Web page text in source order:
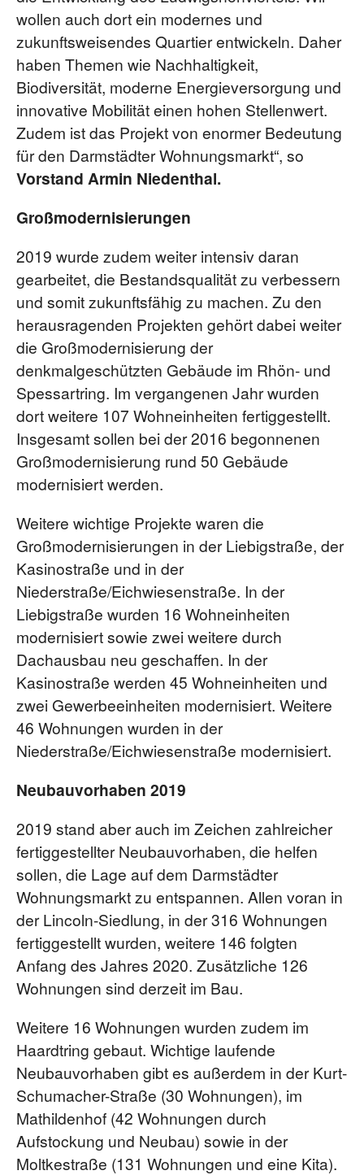
wollen auch dort ein modernes und
zukunftsweisendes Quartier entwickeln. Daher
haben Themen wie Nachhaltigkeit,
Biodiversität, moderne Energieversorgung und
innovative Mobilität einen hohen Stellenwert.
Zudem ist das Projekt von enormer Bedeutung
für den Darmstädter Wohnungsmarkt“, so
Vorstand Armin Niedenthal.
Großmodernisierungen
2019 wurde zudem weiter intensiv daran
gearbeitet, die Bestandsqualität zu verbessern
und somit zukunftsfähig zu machen. Zu den
herausragenden Projekten gehört dabei weiter
die Großmodernisierung der
denkmalgeschützten Gebäude im Rhön- und
Spessartring. Im vergangenen Jahr wurden
dort weitere 107 Wohneinheiten fertiggestellt.
Insgesamt sollen bei der 2016 begonnenen
Großmodernisierung rund 50 Gebäude
modernisiert werden.
Weitere wichtige Projekte waren die
Großmodernisierungen in der Liebigstraße, der
Kasinostraße und in der
Niederstraße/Eichwiesenstraße. In der
Liebigstraße wurden 16 Wohneinheiten
modernisiert sowie zwei weitere durch
Dachausbau neu geschaffen. In der
Kasinostraße werden 45 Wohneinheiten und
zwei Gewerbeeinheiten modernisiert. Weitere
46 Wohnungen wurden in der
Niederstraße/Eichwiesenstraße modernisiert.
Neubauvorhaben 2019
2019 stand aber auch im Zeichen zahlreicher
fertiggestellter Neubauvorhaben, die helfen
sollen, die Lage auf dem Darmstädter
Wohnungsmarkt zu entspannen. Allen voran in
der Lincoln-Siedlung, in der 316 Wohnungen
fertiggestellt wurden, weitere 146 folgten
Anfang des Jahres 2020. Zusätzliche 126
Wohnungen sind derzeit im Bau.
Weitere 16 Wohnungen wurden zudem im
Haardtring gebaut. Wichtige laufende
Neubauvorhaben gibt es außerdem in der Kurt-
Schumacher-Straße (30 Wohnungen), im
Mathildenhof (42 Wohnungen durch
Aufstockung und Neubau) sowie in der
Moltkestraße (131 Wohnungen und eine Kita).